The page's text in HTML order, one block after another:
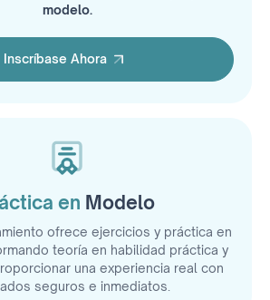
modelo.
Inscríbase Ahora
en Modelo
ofrece ejercicios y práctica en
teoría en habilidad práctica y
una experiencia real con
seguros e inmediatos.